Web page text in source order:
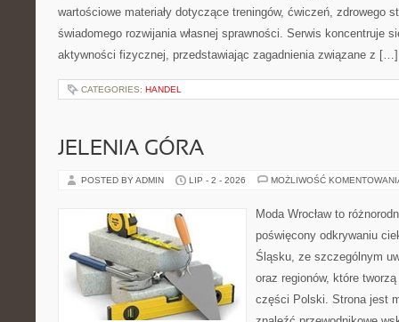
wartościowe materiały dotyczące treningów, ćwiczeń, zdrowego
świadomego rozwijania własnej sprawności. Serwis koncentruje
aktywności fizycznej, przedstawiając zagadnienia związane z […]
CATEGORIES: HANDEL
JELENIA GÓRA
POSTED BY ADMIN LIP - 2 - 2026 MOŻLIWOŚĆ
Moda Wrocław to
poświęcony odkrywaniu
Śląsku, ze szczególnym
oraz regionów, które
części Polski. Strona jest